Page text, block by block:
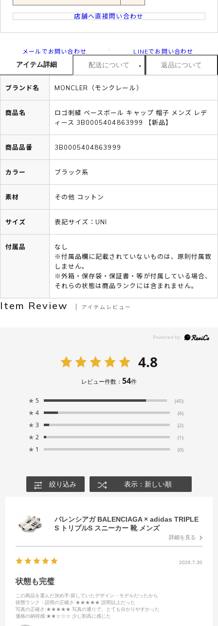
店舗へ直接問い合わせ
メールでお問い合わせ LINEでお問い合わせ
アイテム詳細 配送について 返品について
ブランド名 MONCLER（モンクレール）
商品名
ロゴ刺繍 ベースボール キャップ 帽子 メンズ レデ
ィース 3B0005404863999 【新品】
商品品番 3B0005404863999
カラー ブラック系
素材 その他 コットン
サイズ 表記サイズ：UNI
付属品
なし
※付属品欄に記載されていないものは、原則付属致
しません。
※外箱・保存袋・保証書・等が付属している場合、
それらの状態は商品ランクには含まれません。
Item Review アイテムレビュー
4.8
レビュー件数： 54件
★ 5 (45)
★ 4 (6)
★ 3 (2)
★ 2 (1)
★ 1 (0)
絞り込み 表示：新しい順
バレンシアガ BALENCIAGA × adidas TRIPLE
S トリプルS スニーカー 靴 メンズ
詳細を見る
2026.7.30
状態も完璧
この商品を選んだ決め手:探していたデザイン・モデルだったから
状態ランク・説明の正確さ :★★★★★ 説明以上だった
写真の正確さ :★★★★★ 写真の通りで、とても分かりやすかった
価格の納得感:★★☆☆☆ 少し割高に感じた